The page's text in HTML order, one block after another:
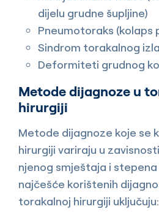
dijelu grudne šupljine)
Pneumotoraks (kolaps
Sindrom torakalnog
Deformiteti grudnog
Metode dijagnoze u
hirurgiji
Metode dijagnoze koje se
hirurgiji variraju u
njenog smještaja i stepena
najčešće korištenih
torakalnoj hirurgiji uključuju: